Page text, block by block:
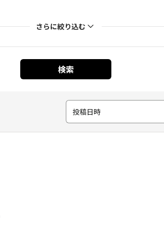
さらに絞り込む
検索
投稿日時